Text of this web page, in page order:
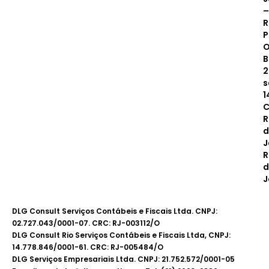
–
DLG Consult Serviços Contábeis e Fiscais Ltda. CNPJ:
02.727.043/0001-07. CRC: RJ-003112/O
DLG Consult Rio Serviços Contábeis e Fiscais Ltda, CNPJ:
14.778.846/0001-61. CRC: RJ-005484/O
DLG Serviços Empresariais Ltda. CNPJ: 21.752.572/0001-05